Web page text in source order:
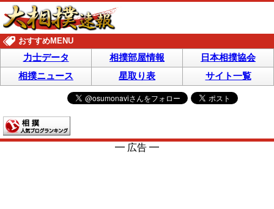
おすすめMENU
力士データ 相撲部屋情報
日本相撲協会
相撲ニュース
星取り表 サイト一覧
━ 広告 ━